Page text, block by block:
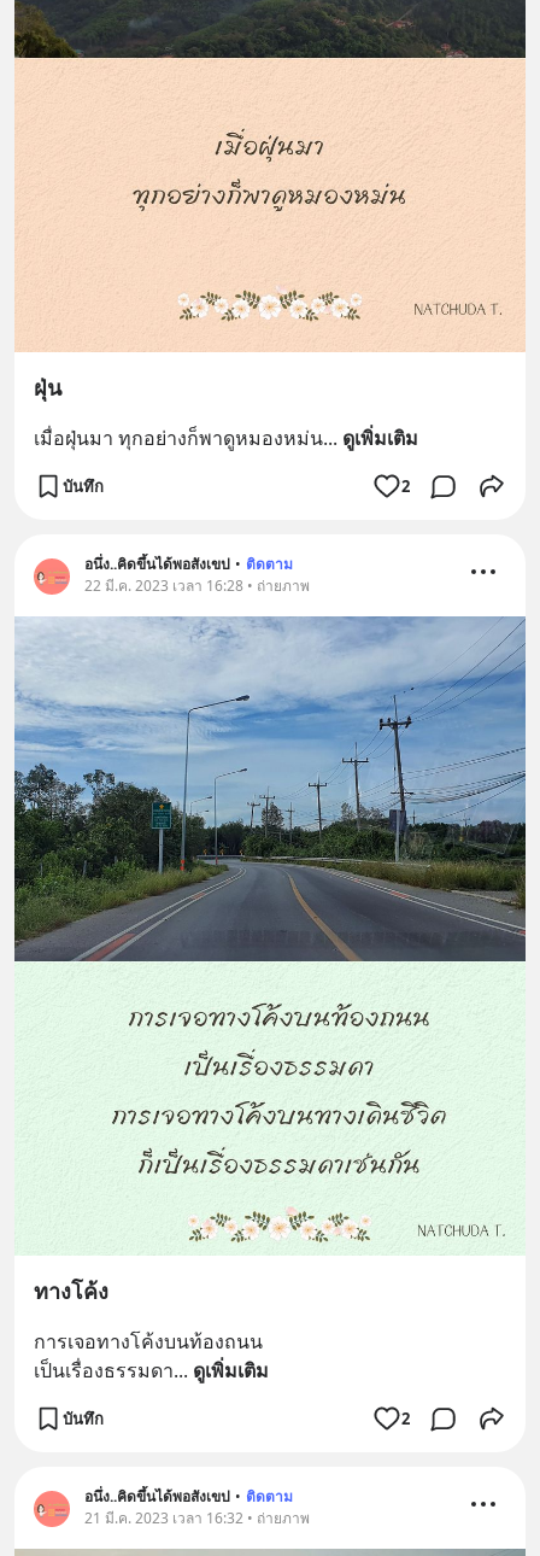
ฝุ่น
เมื่อฝุ่นมา ทุกอย่างก็พาดูหมองหม่น... ดูเพิ่มเติม
บันทึก 2
อนึ่ง..คิดขึ้นได้พอสังเขป • ติดตาม
22 มี.ค. 2023 เวลา 16:28 • ถ่ายภาพ
ทางโค้ง
การเจอทางโค้งบนท้องถนน
เป็นเรื่องธรรมดา... ดูเพิ่มเติม
บันทึก 2
อนึ่ง..คิดขึ้นได้พอสังเขป • ติดตาม
21 มี.ค. 2023 เวลา 16:32 • ถ่ายภาพ